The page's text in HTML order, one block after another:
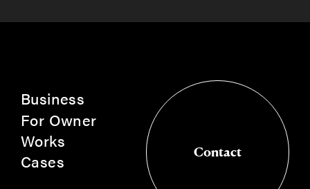
Business
For Owner
Works
Cases
Contact